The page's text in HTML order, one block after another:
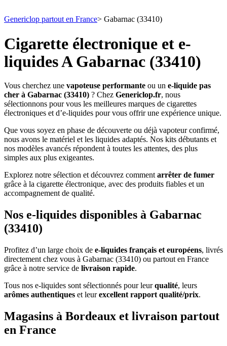
Genericlop partout en France> Gabarnac (33410)
Cigarette électronique et e-
liquides A Gabarnac (33410)
Vous cherchez une vapoteuse performante ou un e-liquide pas
cher à Gabarnac (33410) ? Chez Genericlop.fr, nous
sélectionnons pour vous les meilleures marques de cigarettes
électroniques et d’e-liquides pour vous offrir une expérience unique.
Que vous soyez en phase de découverte ou déjà vapoteur confirmé,
nous avons le matériel et les liquides adaptés. Nos kits débutants et
nos modèles avancés répondent à toutes les attentes, des plus
simples aux plus exigeantes.
Explorez notre sélection et découvrez comment arrêter de fumer
grâce à la cigarette électronique, avec des produits fiables et un
accompagnement de qualité.
Nos e-liquides disponibles à Gabarnac
(33410)
Profitez d’un large choix de e-liquides français et européens, livrés
directement chez vous à Gabarnac (33410) ou partout en France
grâce à notre service de livraison rapide.
Tous nos e-liquides sont sélectionnés pour leurqualité, leurs
arômes authentiques et leurexcellent rapport qualité/prix.
Magasins à Bordeaux et livraison partout
en France